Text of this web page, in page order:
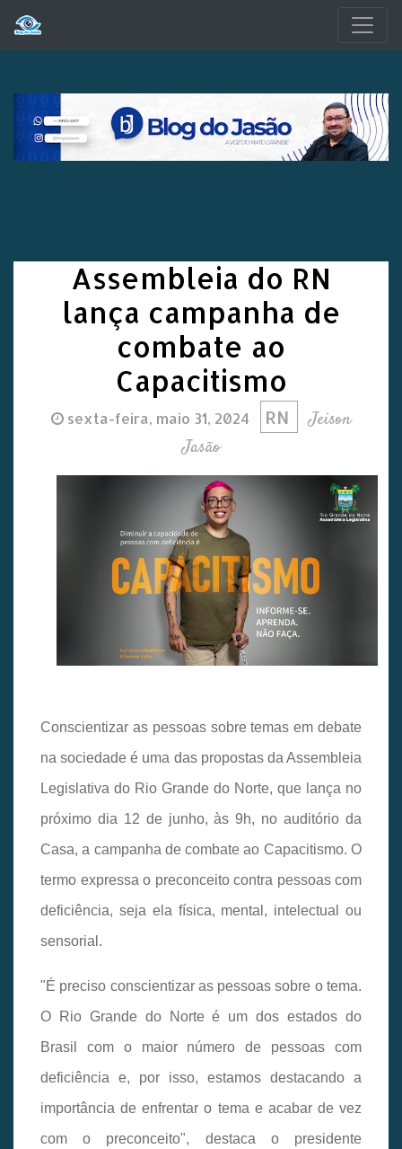
Assembleia do RN
lança campanha de
combate ao
Capacitismo
sexta-feira, maio 31, 2024 RN
Jeison
Jasão
Conscientizar as pessoas sobre temas em debate
na sociedade é uma das propostas da Assembleia
Legislativa do Rio Grande do Norte, que lança no
próximo dia 12 de junho, às 9h, no auditório da
Casa, a campanha de combate ao Capacitismo. O
termo expressa o preconceito contra pessoas com
deficiência, seja ela física, mental, intelectual ou
sensorial.
"É preciso conscientizar as pessoas sobre o tema.
O Rio Grande do Norte é um dos estados do
Brasil com o maior número de pessoas com
deficiência e, por isso, estamos destacando a
importância de enfrentar o tema e acabar de vez
com o preconceito", destaca o presidente